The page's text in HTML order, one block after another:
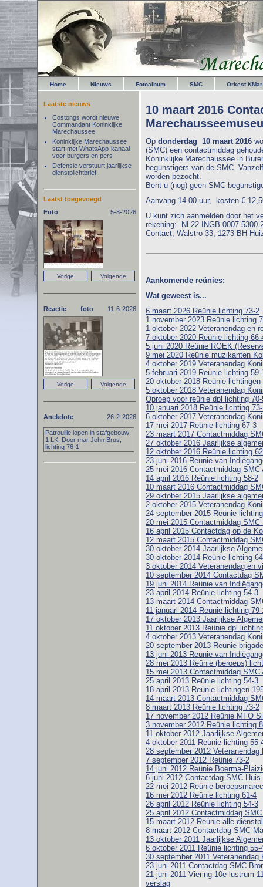
Home Nieuws Fotoalbum SMC Orkest KMar
10 maart 2016
Op donderdag 10 maart 2016
(SMC) een contactmiddag
Koninklijke Marechaussee in
begunstigers van de SMC.
worden bezocht.
Bent u (nog) geen SMC
Aanvang 14.00 uur, kosten €
U kunt zich aanmelden door het
rekening: NL22 INGB 0007 5300
Contact, Walstro 33, 1273 BH
Aankomende reünies:
Wat geweest is...
6 maart 2026 Reünie lichting 73-2
1 november 2023 Reünie lichting
1 oktober 2022 Veteranendag en
7 oktober 2020 Reünie lichting 66-
5 juni 2020 Reünie ROEK
9 mei 2020 Reünie muzikanten
4 oktober 2019 Veteranendag
5 februari 2019 Reünie lichting 59-
20 oktober 2018 Reünie
5 oktober 2018 Veteranendag
Oproep voor reünie dpl lichting
10 januari 2018 Reünie lichting
6 oktober 2017 Veteranendag
17 mei 2017 Reünie lichting 67-3
23 maart 2017 Contactmiddag
27 oktober 2016 Jaarlijkse
12 oktober 2016 Reünie lichting
23 juni 2016 Reünie van
25 mei 2016 Contactmiddag
14 april 2016 Reünie lichting 58-2
10 maart 2016 Contactmiddag
29 oktober 2015 Jaarlijkse
2 oktober 2015 Veteranendag
24 september 2015 Reünie
20 mei 2015 Contactmiddag SMC
16 april 2015 Contactdag op de
12 maart 2015 Contactmiddag
30 oktober 2014 Jaarlijkse
30 oktober 2014 Reünie lichting
3 oktober 2014 Veteranendag en
10 september 2014 Contactdag
19 juni 2014 Reünie van
23 april 2014 Reünie lichting 54-3
13 maart 2014 Contactmiddag
11 januari 2014 Reünie lichting
17 oktober 2013 Jaarlijkse
11 oktober 2013 Reünie dpl
4 oktober 2013 Veteranendag
20 september 2013 Reünie
13 juni 2013 Reünie van
28 mei 2013 Reünie (beroeps)
15 mei 2013 Contactmiddag
25 april 2013 Reünie lichting 54-3
18 april 2013 Reünie lichtingen
14 maart 2013 Contactmiddag
8 maart 2013 Reünie lichting 73-2
17 november 2012 Reünie MFO
3 november 2012 Reünie lichting
11 oktober 2012 Jaarlijkse
4 oktober 2011 Reünie lichting 55-
28 september 2012
7 september 2012 Reünie 73-2
14 juni 2012 Reünie Boerma-
6 juni 2012 Contactdag SMC Huis
22 mei 2012 Reünie
16 mei 2012 Reünie lichting 61-4
26 april 2012 Reünie lichting 54-3
25 april 2012 Contactmiddag
15 maart 2012 Reünie alle
8 maart 2012 Contactdag SMC
13 oktober 2011 Jaarlijkse
6 oktober 2011 Reünie lichting 55-
30 september 2011
23 juni 2011 Contactdag SMC
21 juni 2011 Viering 10e lustrum
verslag
Laatste nieuws
Costongs wordt nieuwe
Commandant Koninklijke
Marechaussee
Koninklijke Marechaussee
start met WhatsApp-kanaal
voor burgers en pers
Defensie verstuurt jaarlijkse
dienstplichtbrief
Laatst toegevoegd
Foto
5-8-2026
Reactie foto 11-6-2026
Anekdote 26-2-2026
Patrouille lopen in stafgebouw
1 LK. Door mar John Brus,
lichting 76-1